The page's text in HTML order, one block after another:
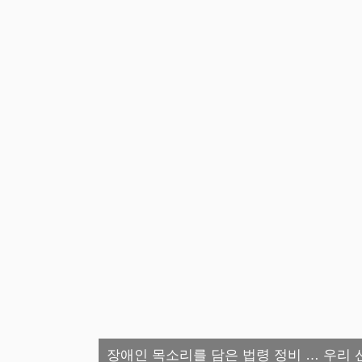
장애인 목소리를 담은 법령 정비 … 우리